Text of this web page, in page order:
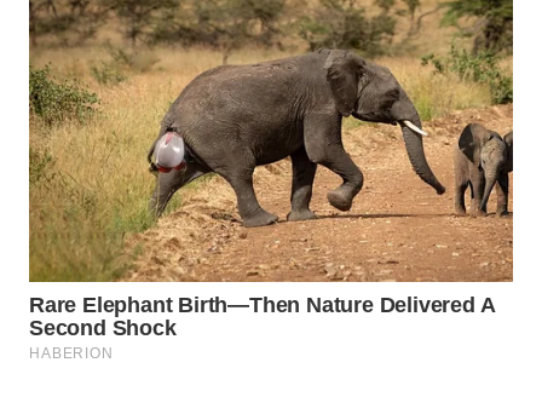
WAHANA
ADVOKAT
WAHANA
INFRASTRUKTUR
WAHANA
KONSUMEN
WAHANA
LISTRIK